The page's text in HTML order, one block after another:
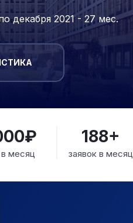
декабря 2021 - 27 мес.
месяц
188+
заявок в месяц